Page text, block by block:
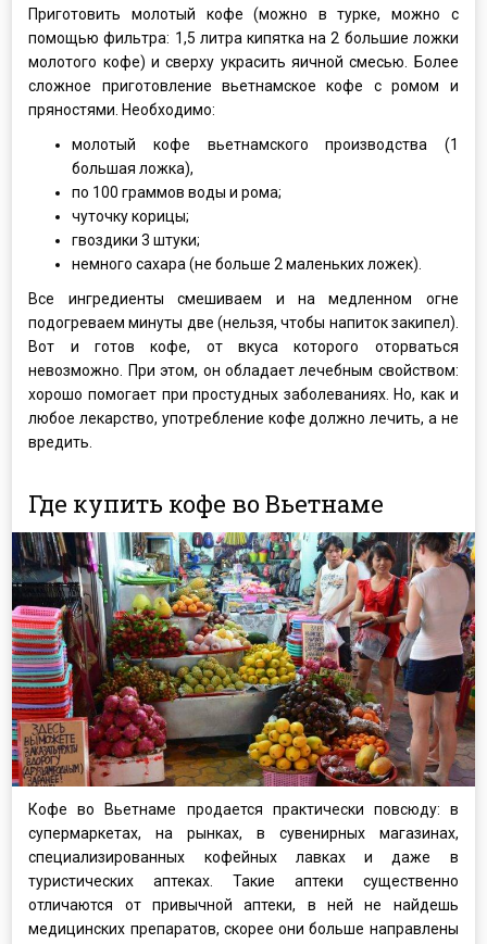
Приготовить молотый кофе (можно в турке, можно с
помощью фильтра: 1,5 литра кипятка на 2 большие ложки
молотого кофе) и сверху украсить яичной смесью. Более
сложное приготовление вьетнамское кофе с ромом и
пряностями. Необходимо:
молотый кофе вьетнамского производства (1
большая ложка),
по 100 граммов воды и рома;
чуточку корицы;
гвоздики 3 штуки;
немного сахара (не больше 2 маленьких ложек).
Все ингредиенты смешиваем и на медленном огне
подогреваем минуты две (нельзя, чтобы напиток закипел).
Вот и готов кофе, от вкуса которого оторваться
невозможно. При этом, он обладает лечебным свойством:
хорошо помогает при простудных заболеваниях. Но, как и
любое лекарство, употребление кофе должно лечить, а не
вредить.
Где купить кофе во Вьетнаме
Кофе во Вьетнаме продается практически повсюду: в
супермаркетах, на рынках, в сувенирных магазинах,
специализированных кофейных лавках и даже в
туристических аптеках. Такие аптеки существенно
отличаются от привычной аптеки, в ней не найдешь
медицинских препаратов, скорее они больше направлены